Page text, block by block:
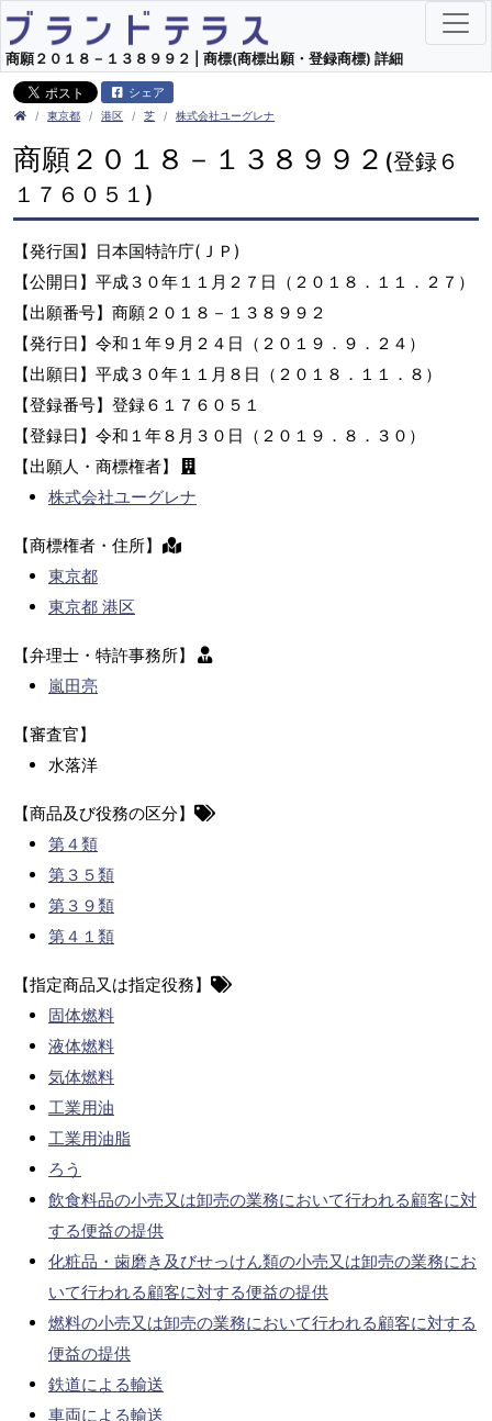
商願２０１８－１３８９９２ | 商標(商標出願・登録商標) 詳細
シェア
東京都 港区 芝 株式会社ユーグレナ
商願２０１８－１３８９９２ (登録６
１７６０５１)
【発行国】日本国特許庁(ＪＰ)
【公開日】平成３０年１１月２７日（２０１８．１１．２７）
【出願番号】商願２０１８－１３８９９２
【発行日】令和１年９月２４日（２０１９．９．２４）
【出願日】平成３０年１１月８日（２０１８．１１．８）
【登録番号】登録６１７６０５１
【登録日】令和１年８月３０日（２０１９．８．３０）
【出願人・商標権者】
株式会社ユーグレナ
【商標権者・住所】
東京都
東京都 港区
【弁理士・特許事務所】
嵐田亮
【審査官】
水落洋
【商品及び役務の区分】
第４類
第３５類
第３９類
第４１類
【指定商品又は指定役務】
固体燃料
液体燃料
気体燃料
工業用油
工業用油脂
ろう
飲食料品の小売又は卸売の業務において行われる顧客に対
する便益の提供
化粧品・歯磨き及びせっけん類の小売又は卸売の業務にお
いて行われる顧客に対する便益の提供
燃料の小売又は卸売の業務において行われる顧客に対する
便益の提供
鉄道による輸送
車両による輸送